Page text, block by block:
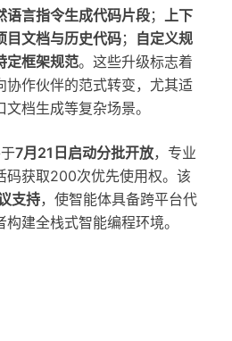
语言指令生成代码片段； 上下
目文档与历史代码； 自定义规
定框架规范。这些升级标志着
协作伙伴的范式转变，尤其适
档生成等复杂场景。
7月21日启动分批开放，专业
码获取200次优先使用权。该
支持，使智能体具备跨平台代
建全栈式智能编程环境。